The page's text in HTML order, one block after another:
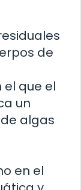
de
el que el
un
algas
en el